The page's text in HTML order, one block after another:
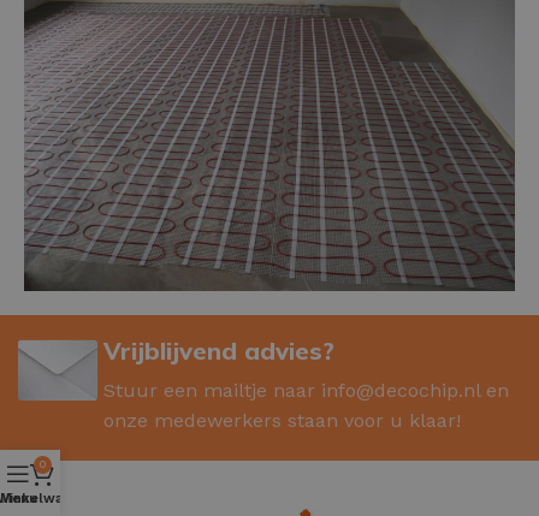
Vrijblijvend advies?
Stuur een mailtje naar info@decochip.nl en
onze medewerkers staan voor u klaar!
Menu
0